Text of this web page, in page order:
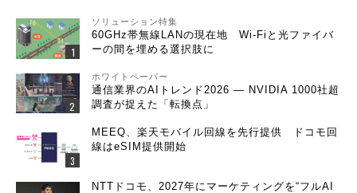
ソリューション特集
60GHz帯無線LANの現在地 Wi-Fiと光ファイバ
ーの間を埋める選択肢に
ホワイトペーパー
通信業界のAIトレンド2026 ― NVIDIA 1000社超
調査が捉えた「転換点」
MEEQ、楽天モバイル回線を先行提供 ドコモ回
線はeSIM提供開始
NTTドコモ、2027年にマーケティングを“フルAI